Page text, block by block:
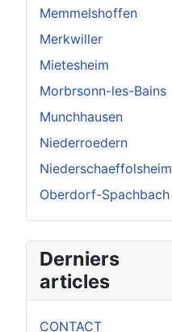
Memmelshoffen
Merkwiller
Mietesheim
Morbrsonn-les-Bains
Munchhausen
Niederroedern
Niederschaeffolsheim
Oberdorf-Spachbach
Derniers
articles
CONTACT